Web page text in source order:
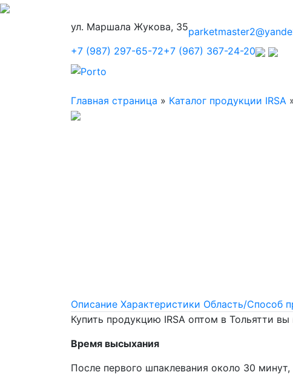
ул. Маршала Жукова, 35
+7 (987) 297-65-72+7 (967) 367-24-20
Главная страница » Каталог продукции IRSA
Описание Характеристики Область/Способ
Купить продукцию IRSA оптом в Тольятти
Время высыхания
После первого шпаклевания около 30